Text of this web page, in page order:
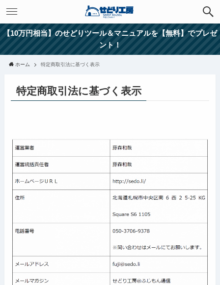
【10万円相当】のせどりツール＆マニュアルを【無料】でプレゼ
ント！
ホーム 特定商取引法に基づく表示
特定商取引法に基づく表示